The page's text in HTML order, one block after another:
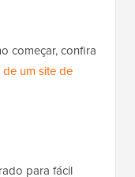
começar, confira
um site de
para fácil